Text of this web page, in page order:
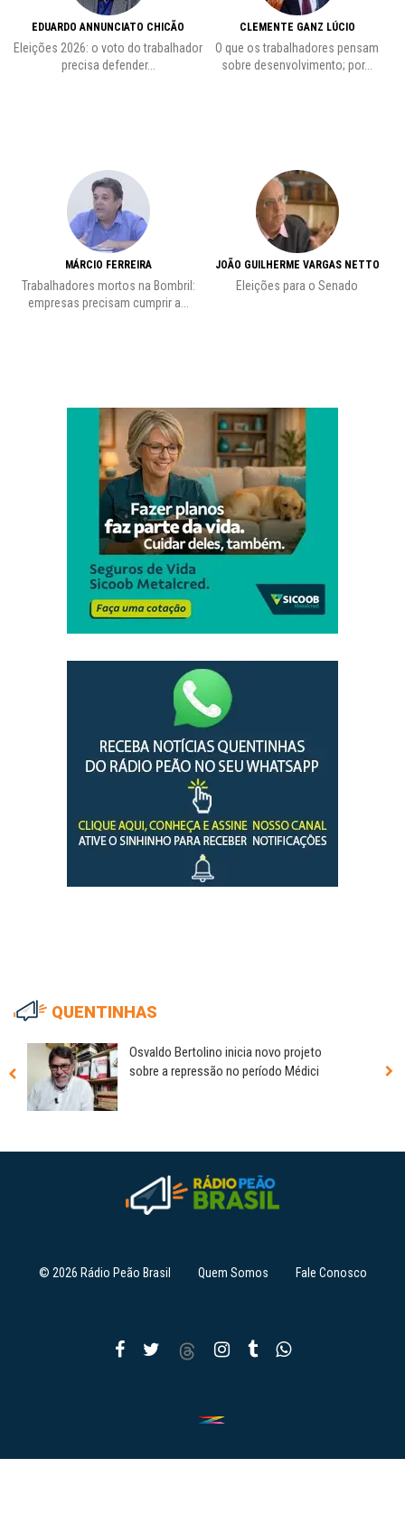
EDUARDO ANNUNCIATO CHICÃO
Eleições 2026: o voto do trabalhador
precisa defender...
MÁRCIO FERREIRA
Trabalhadores mortos na Bombril:
empresas precisam cumprir a...
CLEMENTE GANZ LÚCIO
O que os trabalhadores pensam
sobre desenvolvimento; por...
JOÃO GUILHERME VARGAS NETTO
Eleições para o Senado
QUENTINHAS
Osvaldo Bertolino inicia novo projeto
sobre a repressão no período Médici
© 2026 Rádio Peão Brasil Quem Somos Fale Conosco